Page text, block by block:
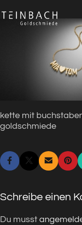
kette mit
goldschmiede
Schreibe einen
Du musst